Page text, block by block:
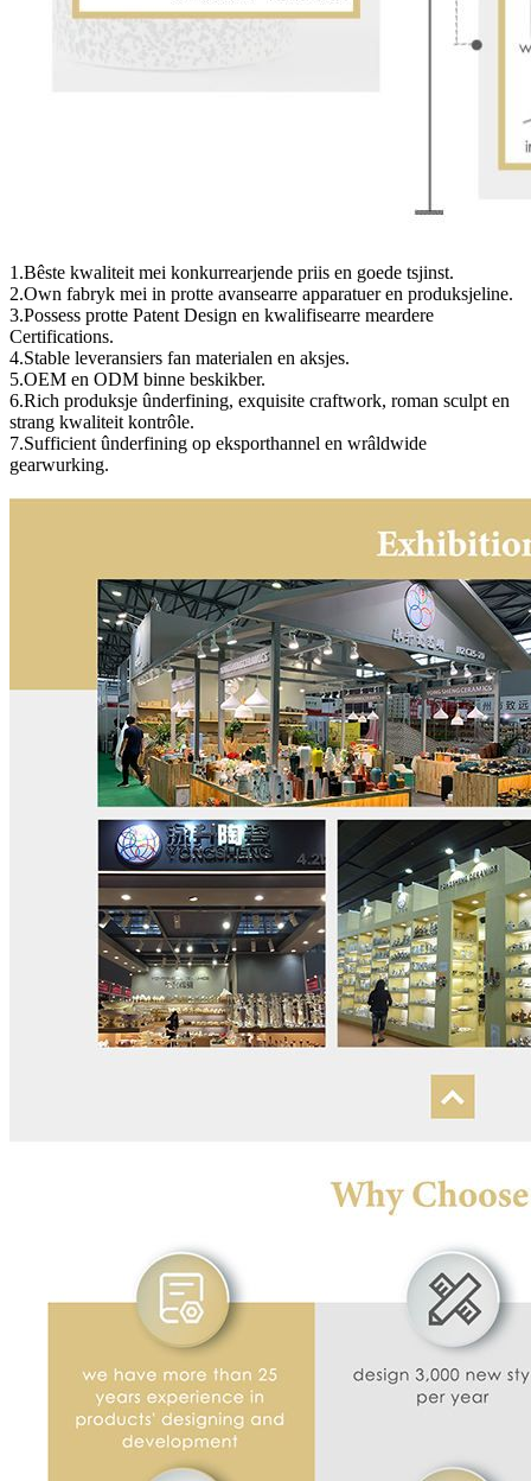
1.Bêste kwaliteit mei konkurrearjende priis en goede tsjinst.
2.Own fabryk mei in protte avansearre apparatuer en produksjeline.
3.Possess protte Patent Design en kwalifisearre meardere
Certifications.
4.Stable leveransiers fan materialen en aksjes.
5.OEM en ODM binne beskikber.
6.Rich produksje ûnderfining, exquisite craftwork, roman sculpt en
strang kwaliteit kontrôle.
7.Sufficient ûnderfining op eksporthannel en wrâldwide
gearwurking.